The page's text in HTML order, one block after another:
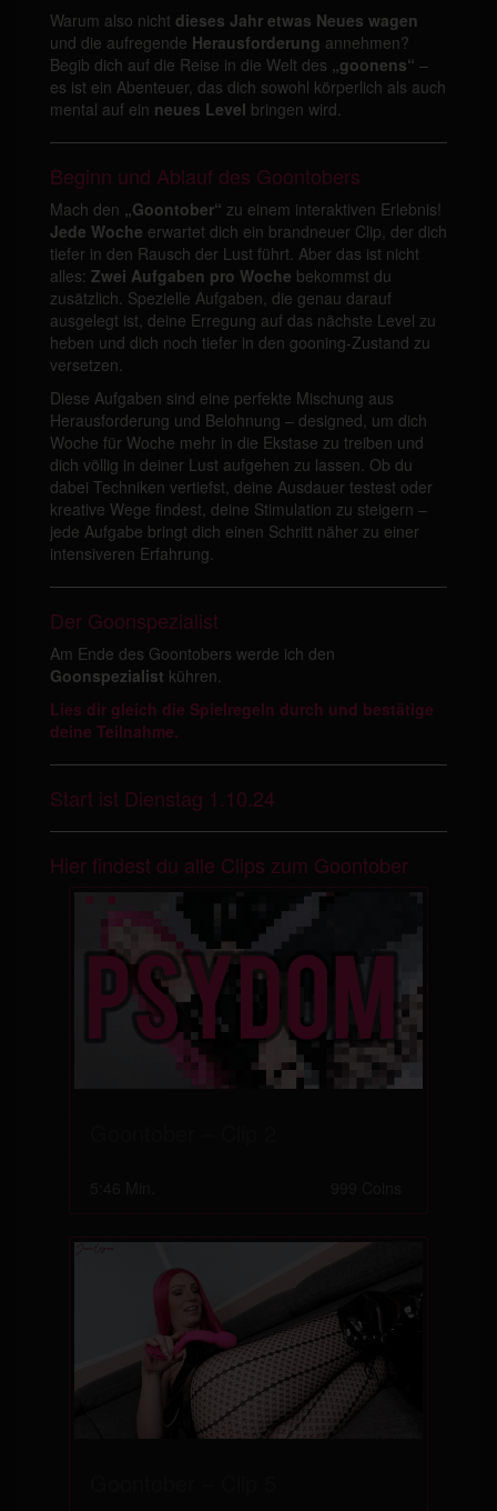
Warum also nicht dieses Jahr etwas Neues wagen
und die aufregende Herausforderung annehmen?
Begib dich auf die Reise in die Welt des „goonens“ –
es ist ein Abenteuer, das dich sowohl körperlich als auch
mental auf ein neues Level bringen wird.
Beginn und Ablauf des Goontobers
Mach den „Goontober“ zu einem interaktiven Erlebnis!
Jede Woche erwartet dich ein brandneuer Clip, der dich
tiefer in den Rausch der Lust führt. Aber das ist nicht
alles: Zwei Aufgaben pro Woche bekommst du
zusätzlich. Spezielle Aufgaben, die genau darauf
ausgelegt ist, deine Erregung auf das nächste Level zu
heben und dich noch tiefer in den gooning-Zustand zu
versetzen.
Diese Aufgaben sind eine perfekte Mischung aus
Herausforderung und Belohnung – designed, um dich
Woche für Woche mehr in die Ekstase zu treiben und
dich völlig in deiner Lust aufgehen zu lassen. Ob du
dabei Techniken vertiefst, deine Ausdauer testest oder
kreative Wege findest, deine Stimulation zu steigern –
jede Aufgabe bringt dich einen Schritt näher zu einer
intensiveren Erfahrung.
Der Goonspezialist
Am Ende des Goontobers werde ich den
Goonspezialist kühren.
Lies dir gleich die Spielregeln durch und bestätige
deine Teilnahme.
Start ist Dienstag 1.10.24
Hier findest du alle Clips zum Goontober